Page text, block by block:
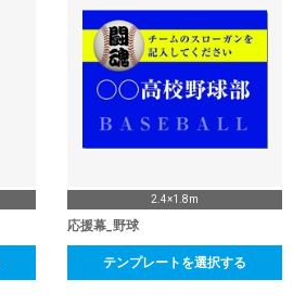
2.4×1.8m
応援幕_野球
テンプレートを選択する